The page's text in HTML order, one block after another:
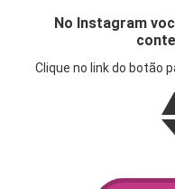
No Instagram
Clique no link do botão